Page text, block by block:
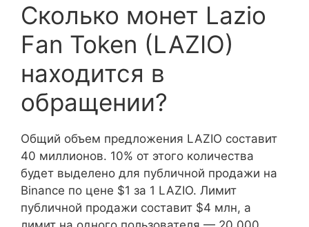
Сколько монет Lazio
Fan Token (LAZIO)
находится в
обращении?
Общий объем предложения LAZIO составит
40 миллионов. 10% от этого количества
будет выделено для публичной продажи на
Binance по цене $1 за 1 LAZIO. Лимит
публичной продажи составит $4 млн, а